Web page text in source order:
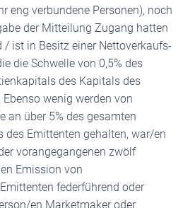
eng verbundene Personen), noch
der Mitteilung Zugang hatten
/ ist in Besitz einer Nettoverkaufs-
die Schwelle von 0,5% des
des Kapitals des
wenig werden von
an über 5% des gesamten
Emittenten gehalten, war/en
vorangegangenen zwölf
Emission von
federführend oder
en Marketmaker oder